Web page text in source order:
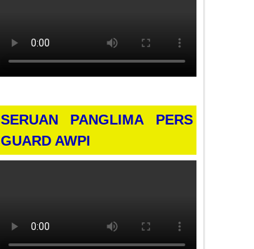
SERUAN PANGLIMA PERS
GUARD AWPI